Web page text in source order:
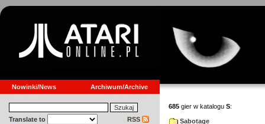
Nowinki/News Archiwum/Archive
Translate to RSS
685 gier w katalogu S:
Sabotage